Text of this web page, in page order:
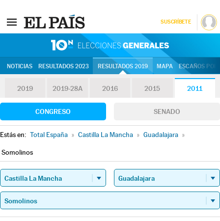
SUSCRÍBETE
NOTICIAS RESULTADOS 2023 RESULTADOS 2019 MAPA ESCAÑOS
2019 2019-28A 2016 2015 2011
CONGRESO SENADO
Estás en: Total España » Castilla La Mancha » Guadalajara »
Somolinos